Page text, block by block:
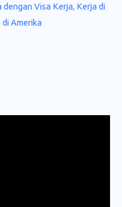
dengan Visa Kerja, Kerja di
di Amerika